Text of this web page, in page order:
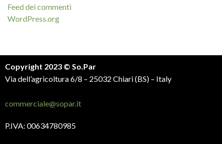
Feed dei commenti
WordPress.org
Copyright 2023 © So.Par
Via dell’agricoltura 6/8 – 25032 Chiari (BS) – Italy
commerciale@sopar.it
P.IVA: 00634780985